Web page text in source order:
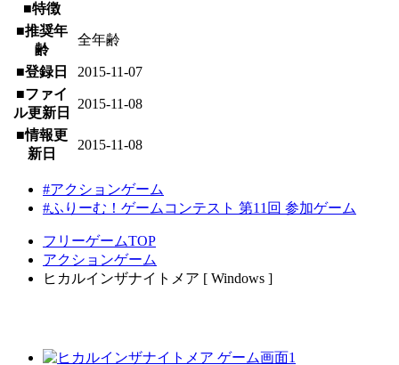
■特徴
■推奨年
齢
全年齢
■登録日
2015-11-07
■ファイ
ル更新日
2015-11-08
■情報更
新日
2015-11-08
#アクションゲーム
#ふりーむ！ゲームコンテスト 第11回 参加ゲーム
フリーゲームTOP
アクションゲーム
ヒカルインザナイトメア [ Windows ]